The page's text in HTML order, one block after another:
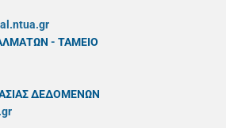
- ΤΑΜΕΙΟ
ΔΕΔΟΜΕΝΩΝ